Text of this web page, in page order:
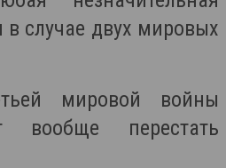
в случае двух мировых
мировой войны
вообще перестать